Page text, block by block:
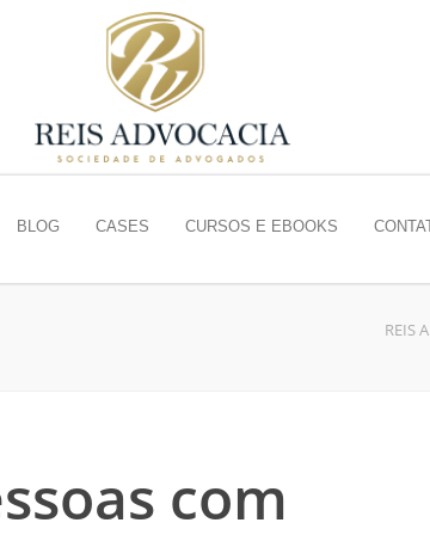
BLOG CASES CURSOS E EBOOKS
REIS
com